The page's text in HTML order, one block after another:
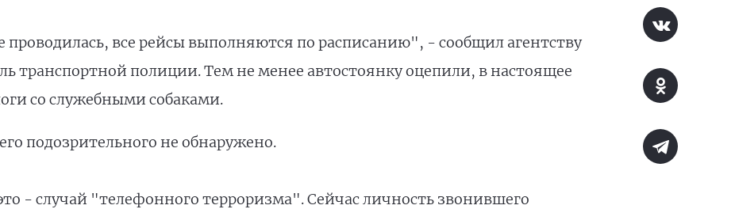
проводилась, все рейсы выполняются по расписанию", - сообщил агентству
транспортной полиции. Тем не менее автостоянку оцепили, в настоящее
со служебными собаками.
подозрительного не обнаружено.
- случай "телефонного терроризма". Сейчас личность звонившего